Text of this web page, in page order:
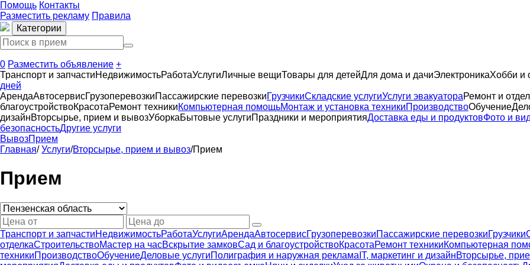
Помощь Контакты
Разместить рекламу Правила
Категории
0 Разместить объявление +
Транспорт и запчастиНедвижимостьРаботаУслугиЛичные вещиТовары для детейДля дома и дачиЭлектроникаХобби и
дней
АрендаАвтосервиcГрузоперевозкиПассажирские перевозкиГрузчикиСкладские услугиУслуги эвакуатораРемонт и
благоустройствоКрасотаРемонт техникиКомпьютерная помощьМонтаж и установка техникиПроизводствоОбучение
дизайнВторсырье, прием и вывозУборкаБытовые услугиПраздники и мероприятияДоставка еды и продуктовФото и
безопасностьДругие услуги
ВывозПрием
Главная/ Услуги/Вторсырье, прием и вывоз/Прием
Прием
Транспорт и запчастиНедвижимостьРаботаУслугиАрендаАвтосервиcГрузоперевозкиПассажирские перевозкиГрузчики
отделкаСтроительствоМастер на часВскрытие замковСад и благоустройствоКрасотаРемонт техникиКомпьютерная
техникиПроизводствоОбучениеДеловые услугиПолиграфия и наружная реклама IT, маркетинг и дизайнВторсырье,